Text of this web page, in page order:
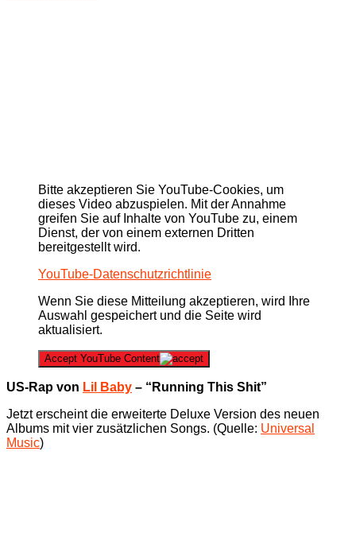
Bitte akzeptieren Sie YouTube-Cookies, um
dieses Video abzuspielen. Mit der Annahme
greifen Sie auf Inhalte von YouTube zu, einem
Dienst, der von einem externen Dritten
bereitgestellt wird.
YouTube-Datenschutzrichtlinie
Wenn Sie diese Mitteilung akzeptieren, wird Ihre
Auswahl gespeichert und die Seite wird
aktualisiert.
Accept YouTube Content
US-Rap von Lil Baby – “Running This Shit”
Jetzt erscheint die erweiterte Deluxe Version des neuen
Albums mit vier zusätzlichen Songs. (Quelle: Universal
Music)